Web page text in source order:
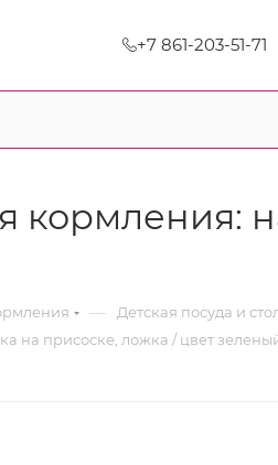
+7 861-203-51-71
кормления:
— Детская посуда и
на присоске, ложка / цвет